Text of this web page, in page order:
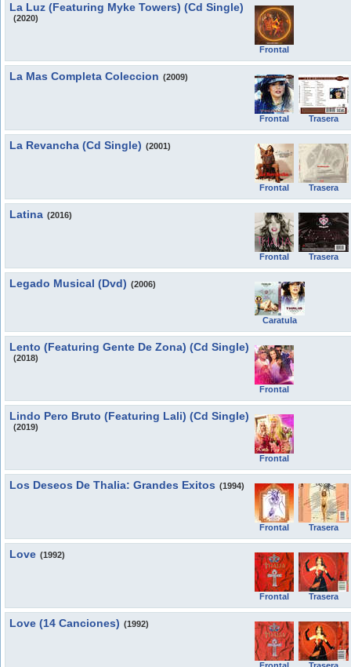
La Luz (Featuring Myke Towers) (Cd Single)
(2020)
Frontal
La Mas Completa Coleccion (2009)
Frontal Trasera
La Revancha (Cd Single) (2001)
Frontal Trasera
Latina (2016)
Frontal Trasera
Legado Musical (Dvd) (2006)
Caratula
Lento (Featuring Gente De Zona) (Cd Single)
(2018)
Frontal
Lindo Pero Bruto (Featuring Lali) (Cd Single)
(2019)
Frontal
Los Deseos De Thalia: Grandes Exitos (1994)
Frontal Trasera
Love (1992)
Frontal Trasera
Love (14 Canciones) (1992)